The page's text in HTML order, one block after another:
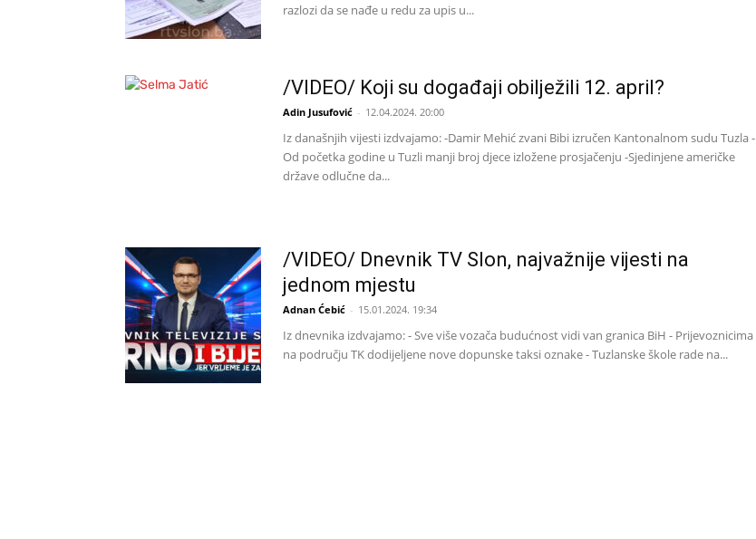
razlozi da se nađe u redu za upis u...
/VIDEO/ Koji su događaji obilježili 12. april?
Adin Jusufović - 12.04.2024. 20:00
Iz današnjih vijesti izdvajamo: -Damir Mehić zvani Bibi izručen Kantonalnom sudu Tuzla -
Od početka godine u Tuzli manji broj djece izložene prosjačenju -Sjedinjene američke
države odlučne da...
/VIDEO/ Dnevnik TV Slon, najvažnije vijesti na
jednom mjestu
Adnan Ćebić - 15.01.2024. 19:34
Iz dnevnika izdvajamo: - Sve više vozača budućnost vidi van granica BiH - Prijevoznicima
na području TK dodijeljene nove dopunske taksi oznake - Tuzlanske škole rade na...